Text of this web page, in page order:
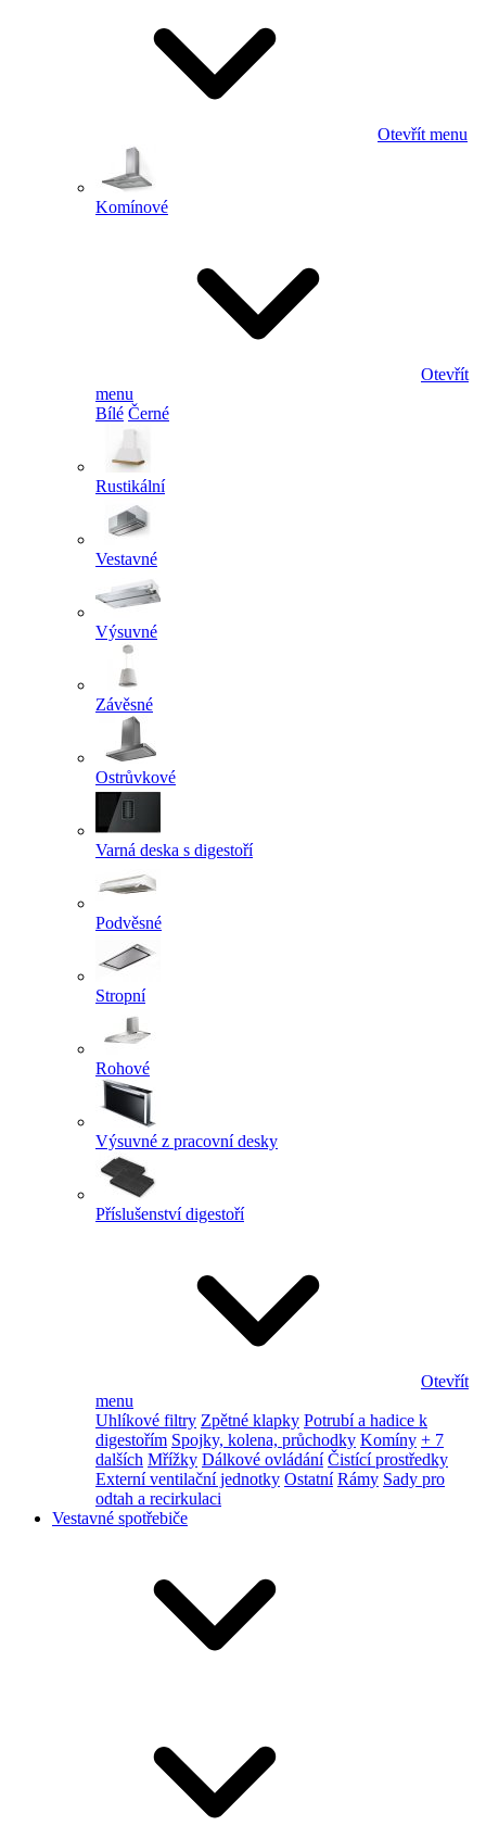
Otevřít menu
Komínové
Otevřít
menu
Bílé Černé
Rustikální
Vestavné
Výsuvné
Závěsné
Ostrůvkové
Varná deska s digestoří
Podvěsné
Stropní
Rohové
Výsuvné z pracovní desky
Příslušenství digestoří
Otevřít
menu
Uhlíkové filtry Zpětné klapky Potrubí a hadice k
digestořím Spojky, kolena, průchodky Komíny + 7
dalších Mřížky Dálkové ovládání Čistící prostředky
Externí ventilační jednotky Ostatní Rámy Sady pro
odtah a recirkulaci
Vestavné spotřebiče